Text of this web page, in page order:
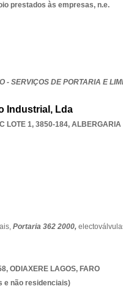
prestados às empresas, n.e.
- SERVIÇOS DE PORTARIA E
Industrial, Lda
LOTE 1, 3850-184, ALBERGARIA
Portaria 362 2000,
, ODIAXERE LAGOS, FARO
e não residenciais)